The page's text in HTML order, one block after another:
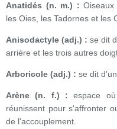
Anatidés (n. m.) :
les Oies, les Tadornes et les
Anisodactyle (adj.) : se dit
arrière et les trois autres
Arboricole (adj.) : se dit
Arène (n. f.) : espace
réunissent pour s'affronter
de l'accouplement.